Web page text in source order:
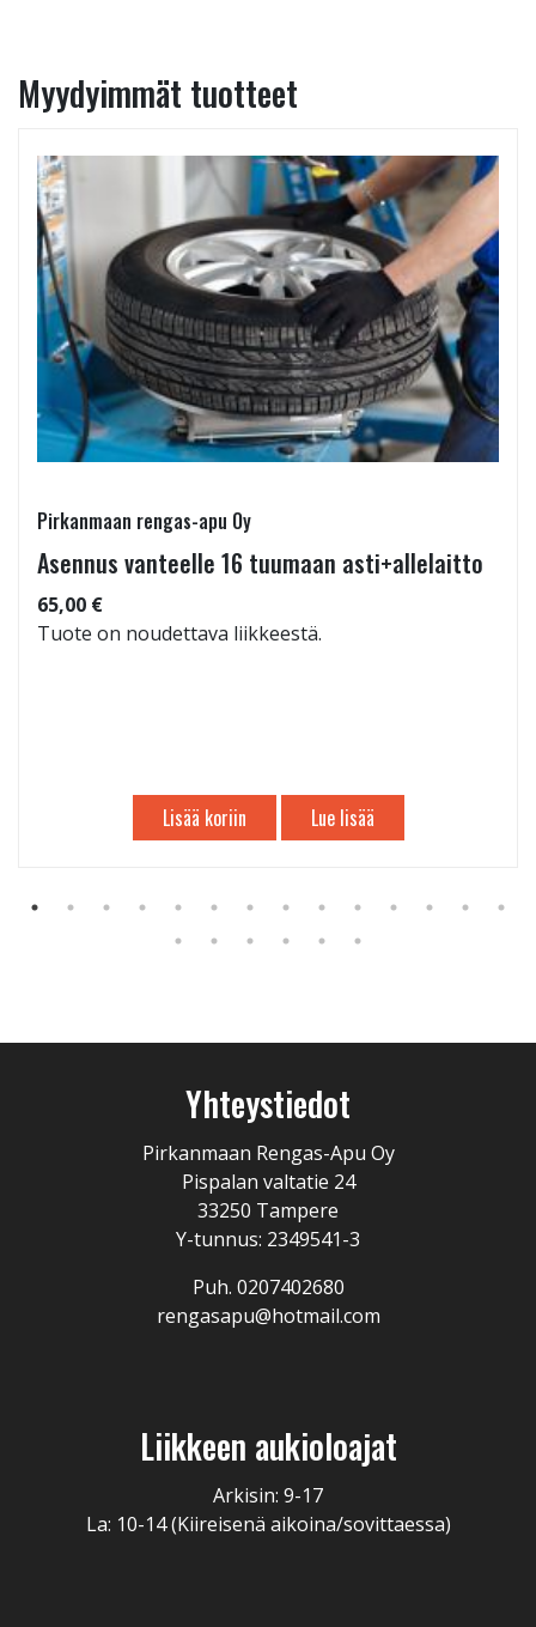
Myydyimmät tuotteet
Pirkanmaan rengas-apu Oy
Asennus vanteelle 16 tuumaan asti+allelaitto
65,00 €
Tuote on noudettava liikkeestä.
Lisää koriin Lue lisää
Yhteystiedot
Pirkanmaan Rengas-Apu Oy
Pispalan valtatie 24
33250 Tampere
Y-tunnus: 2349541-3
Puh. 0207402680
rengasapu@hotmail.com
Liikkeen aukioloajat
Arkisin: 9-17
La: 10-14 (Kiireisenä aikoina/sovittaessa)